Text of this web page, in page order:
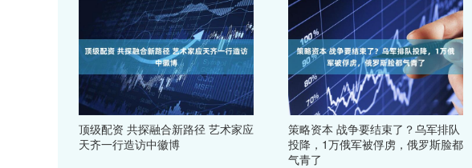
顶级配资 共探融合新路径 艺术家应
天齐一行造访中徽博
策略资本 战争要结束了？乌军排队
投降，1万俄军被俘虏，俄罗斯脸都
气青了